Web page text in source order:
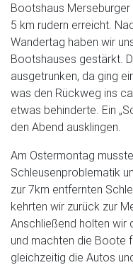
Bootshaus
5 km rudern erreicht.
Wandertag haben wir
Bootshauses gestärkt.
ausgetrunken, da ging
was den Rückweg ins
etwas behinderte. Ein
den Abend ausklingen.
Am Ostermontag
Schleusenproblematik
zur 7km entfernten
kehrten wir zurück zur
Anschließend holten wir
und machten die Boote
gleichzeitig die Autos